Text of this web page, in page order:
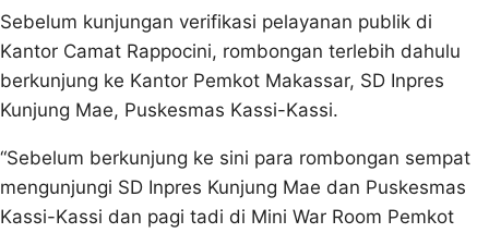
Sebelum kunjungan verifikasi pelayanan publik di
Kantor Camat Rappocini, rombongan terlebih dahulu
berkunjung ke Kantor Pemkot Makassar, SD Inpres
Kunjung Mae, Puskesmas Kassi-Kassi.
“Sebelum berkunjung ke sini para rombongan sempat
mengunjungi SD Inpres Kunjung Mae dan Puskesmas
Kassi-Kassi dan pagi tadi di Mini War Room Pemkot